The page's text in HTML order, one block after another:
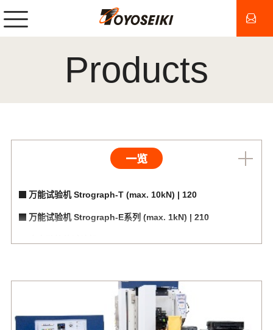
Products
一览
万能试验机 Strograph-T (max. 10kN) | 120
万能试验机 Strograph-E系列 (max. 1kN) | 210
万能试验机 Strograph-VG系列 (max. 20kN) | 260
用于塑料的全自动三点弯曲试验机 | 509